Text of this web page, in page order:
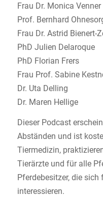
Frau Dr. Monica Venner
Prof. Bernhard
Frau Dr. Astrid Bienert-
PhD Julien Delaroque
PhD Florian Frers
Frau Prof. Sabine
Dr. Uta Delling
Dr. Maren Hellige
Dieser Podcast
Abständen und ist
Tiermedizin,
Tierärzte und für alle
Pferdebesitzer, die
interessieren.